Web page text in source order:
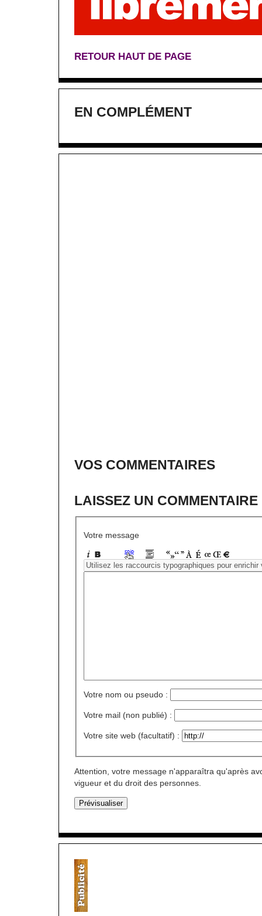
RETOUR HAUT DE PAGE
EN COMPLÉMENT
VOS COMMENTAIRES
LAISSEZ UN COMMENTAIRE
Votre message
Votre nom ou pseudo :
Votre mail (non publié) :
Votre site web (facultatif) :
Attention, votre message n'apparaîtra qu'après
vigueur et du droit des personnes.